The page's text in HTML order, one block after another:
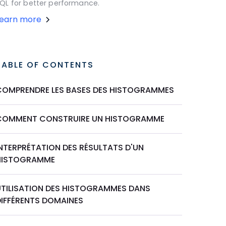
for better performance.
more
OF CONTENTS
LES BASES DES HISTOGRAMMES
CONSTRUIRE UN HISTOGRAMME
DES RÉSULTATS D'UN
DES HISTOGRAMMES DANS
DOMAINES